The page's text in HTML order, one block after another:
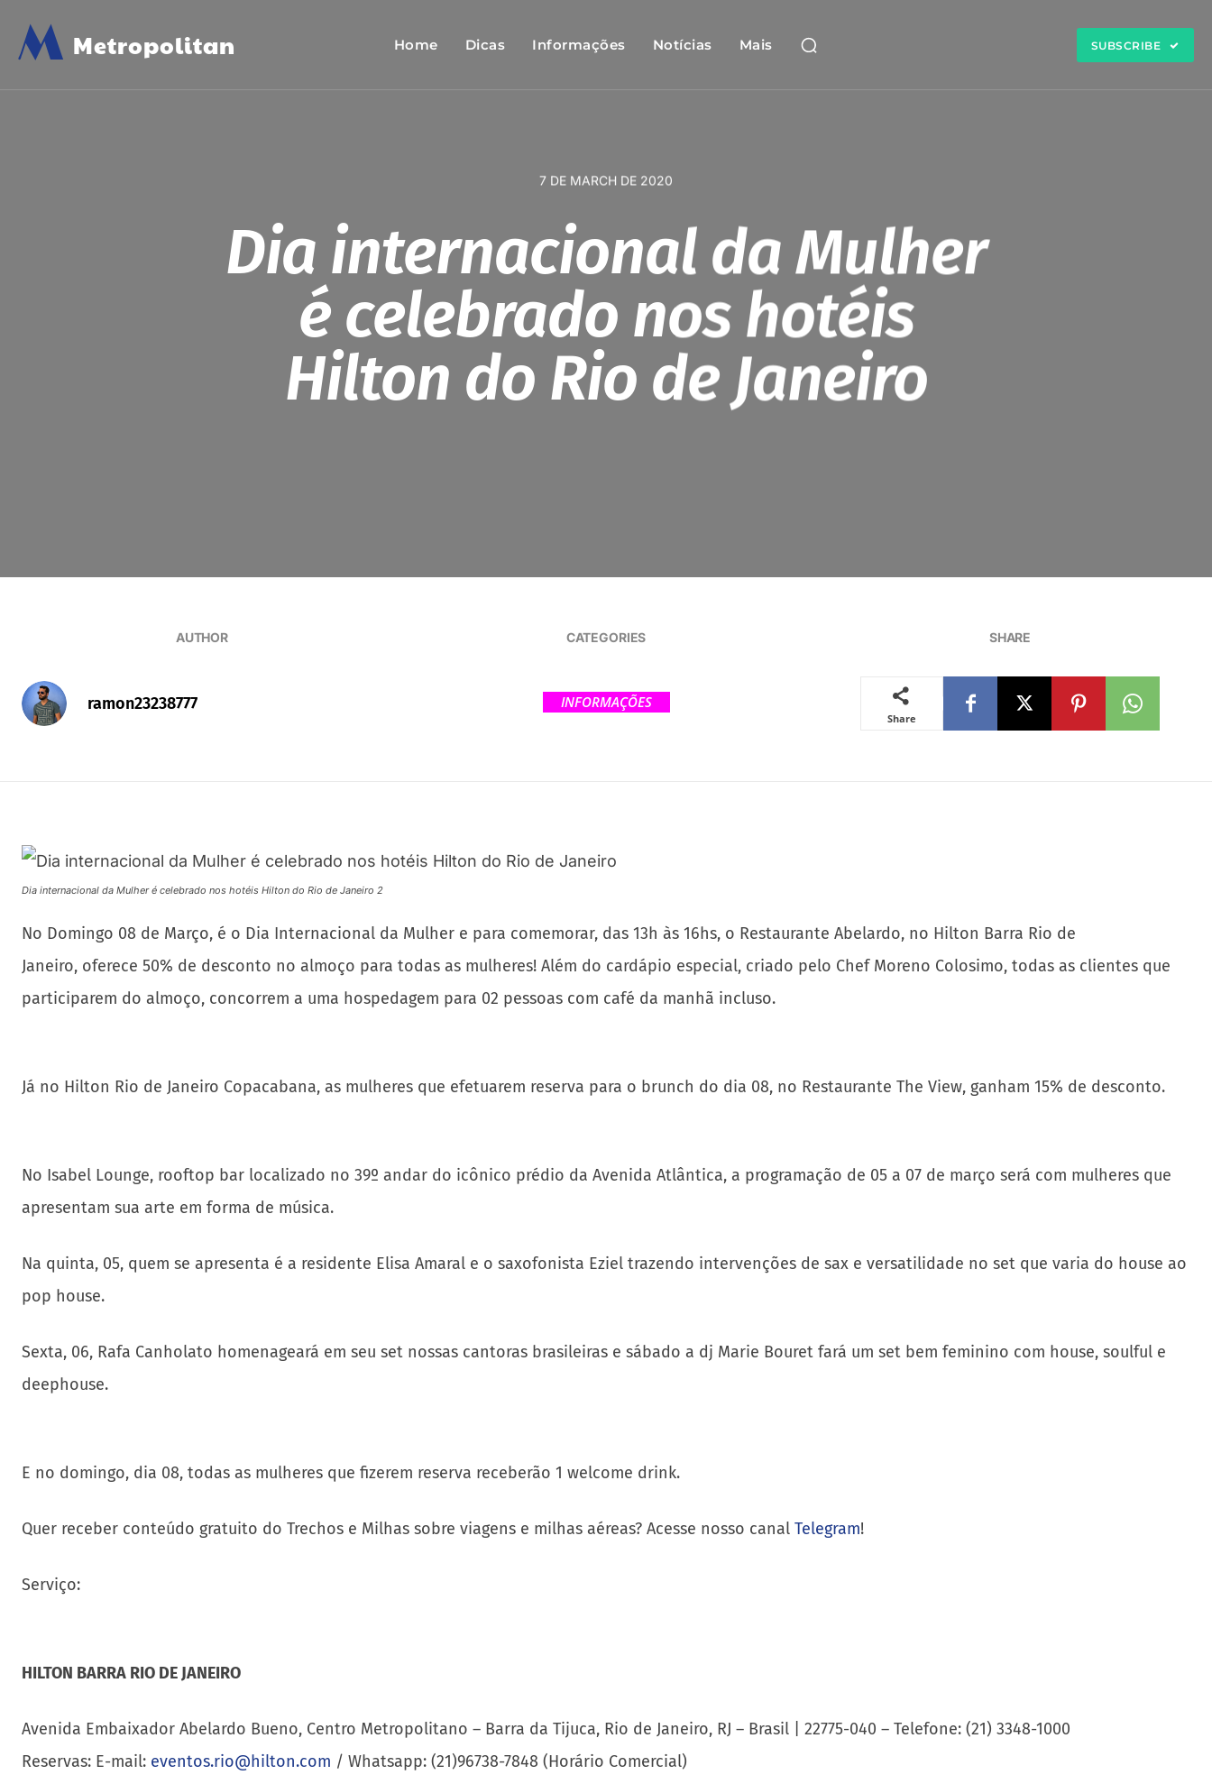
M Metropolitan Home Dicas Informações Notícias Mais SUBSCRIBE
7 DE MARCH DE 2020
Dia internacional da Mulher
é celebrado nos hotéis
Hilton do Rio de Janeiro
AUTHOR
ramon23238777
CATEGORIES
INFORMAÇÕES
SHARE
Share
Dia internacional da Mulher é celebrado nos hotéis Hilton do Rio de Janeiro 2
No Domingo 08 de Março, é o Dia Internacional da Mulher e para comemorar, das 13h às 16hs, o Restaurante Abelardo, no Hilton Barra Rio de
Janeiro, oferece 50% de desconto no almoço para todas as mulheres! Além do cardápio especial, criado pelo Chef Moreno Colosimo, todas as clientes que
participarem do almoço, concorrem a uma hospedagem para 02 pessoas com café da manhã incluso.
Já no Hilton Rio de Janeiro Copacabana, as mulheres que efetuarem reserva para o brunch do dia 08, no Restaurante The View, ganham 15% de desconto.
No Isabel Lounge, rooftop bar localizado no 39º andar do icônico prédio da Avenida Atlântica, a programação de 05 a 07 de março será com mulheres que
apresentam sua arte em forma de música.
Na quinta, 05, quem se apresenta é a residente Elisa Amaral e o saxofonista Eziel trazendo intervenções de sax e versatilidade no set que varia do house ao
pop house.
Sexta, 06, Rafa Canholato homenageará em seu set nossas cantoras brasileiras e sábado a dj Marie Bouret fará um set bem feminino com house, soulful e
deephouse.
E no domingo, dia 08, todas as mulheres que fizerem reserva receberão 1 welcome drink.
Quer receber conteúdo gratuito do Trechos e Milhas sobre viagens e milhas aéreas? Acesse nosso canal Telegram!
Serviço:
HILTON BARRA RIO DE JANEIRO
Avenida Embaixador Abelardo Bueno, Centro Metropolitano – Barra da Tijuca, Rio de Janeiro, RJ – Brasil | 22775-040 – Telefone: (21) 3348-1000
Reservas: E-mail: eventos.rio@hilton.com / Whatsapp: (21)96738-7848 (Horário Comercial)